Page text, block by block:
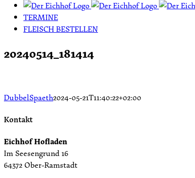
TERMINE
FLEISCH BESTELLEN
20240514_181414
DubbelSpaeth2024-05-21T11:40:22+02:00
Kontakt
Eichhof Hofladen
Im Seesengrund 16
64372 Ober-Ramstadt